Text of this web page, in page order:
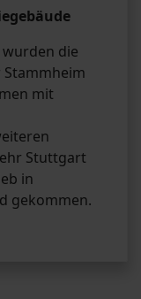
die
mit
Stuttgart
in
gekommen.